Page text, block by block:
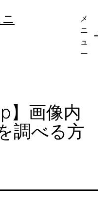
メ
ニ
ュ
ー
】画像内
調べる方